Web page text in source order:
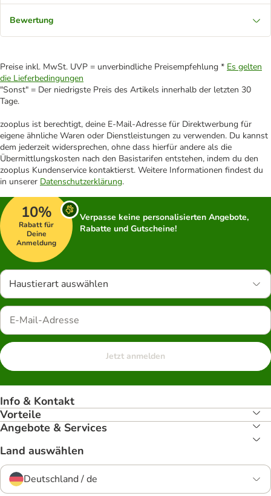
Bewertung
Preise inkl. MwSt. UVP = unverbindliche Preisempfehlung * Es gelten
die Lieferbedingungen
"Sonst" = Der niedrigste Preis des Artikels innerhalb der letzten 30
Tage.
zooplus ist berechtigt, deine E-Mail-Adresse für Direktwerbung für
eigene ähnliche Waren oder Dienstleistungen zu verwenden. Du kannst
dem jederzeit widersprechen, ohne dass hierfür andere als die
Übermittlungskosten nach den Basistarifen entstehen, indem du den
zooplus Kundenservice kontaktierst. Weitere Informationen findest du
in unserer Datenschutzerklärung.
10%
Rabatt für
Deine
Anmeldung
Verpasse keine personalisierten Angebote,
Rabatte und Gutscheine!
Haustierart auswählen
Jetzt anmelden
Info & Kontakt
Vorteile
Angebote & Services
Land auswählen
Deutschland / de